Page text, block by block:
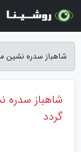
شاهباز سدره نشین
شاهباز سدره
گردد